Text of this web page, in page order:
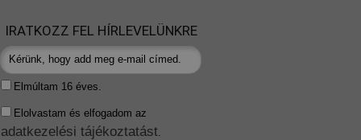
IRATKOZZ FEL HÍRLEVELÜNKRE
Elmúltam 16 éves.
Elolvastam és elfogadom az
adatkezelési tájékoztatást